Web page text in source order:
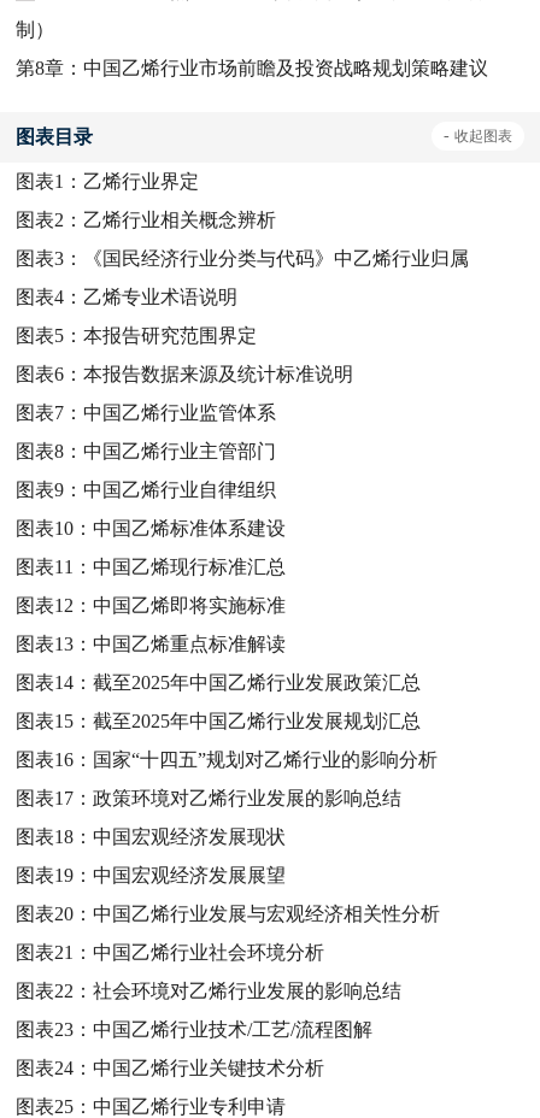
制）
第8章：中国乙烯行业市场前瞻及投资战略规划策略建议
图表目录 - 收起图表
图表1： 乙烯行业界定
图表2： 乙烯行业相关概念辨析
图表3：
《国民经济行业分类与代码》中乙烯行业归属
图表4： 乙烯专业术语说明
图表5：本报告研究范围界定
图表6：本报告数据来源及统计标准说明
图表7：中国乙烯行业监管体系
图表8：中国乙烯行业主管部门
图表9：中国乙烯行业自律组织
图表10：中国乙烯标准体系建设
图表11：中国乙烯现行标准汇总
图表12：中国乙烯即将实施标准
图表13：中国乙烯重点标准解读
图表14：截至2025年中国乙烯行业发展政策汇总
图表15：截至2025年中国乙烯行业发展规划汇总
图表16： 国家“十四五”规划对乙烯行业的影响分析
图表17：政策环境对乙烯行业发展的影响总结
图表18：中国宏观经济发展现状
图表19：中国宏观经济发展展望
图表20：中国乙烯行业发展与宏观经济相关性分析
图表21：中国乙烯行业社会环境分析
图表22：社会环境对乙烯行业发展的影响总结
图表23：中国乙烯行业技术/工艺/流程图解
图表24：中国乙烯行业关键技术分析
图表25：中国乙烯行业专利申请